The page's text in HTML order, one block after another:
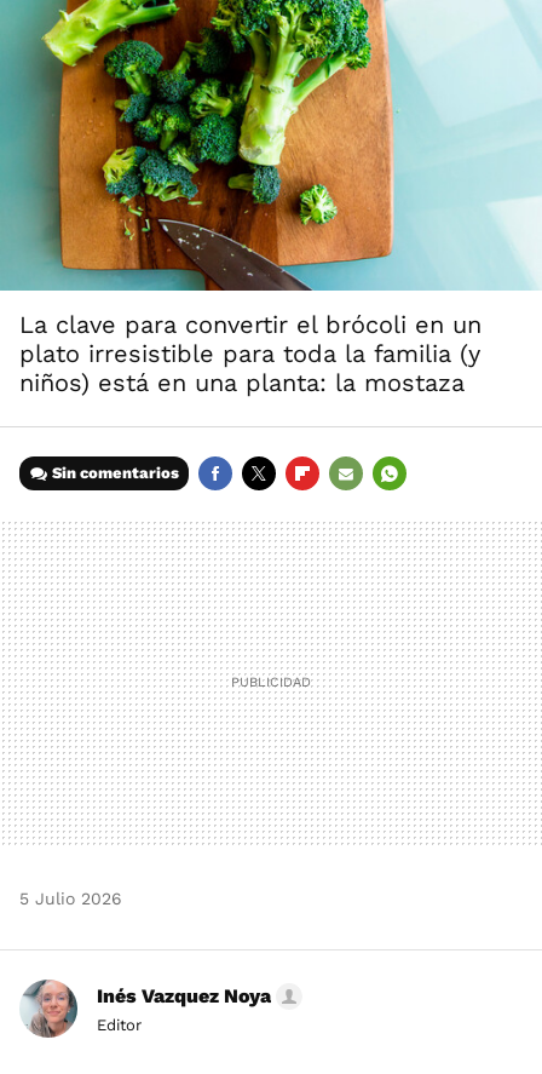
La clave para convertir el brócoli en un
plato irresistible para toda la familia (y
niños) está en una planta: la mostaza
Sin comentarios
MAIL
5 Julio 2026
Inés Vazquez Noya
Editor